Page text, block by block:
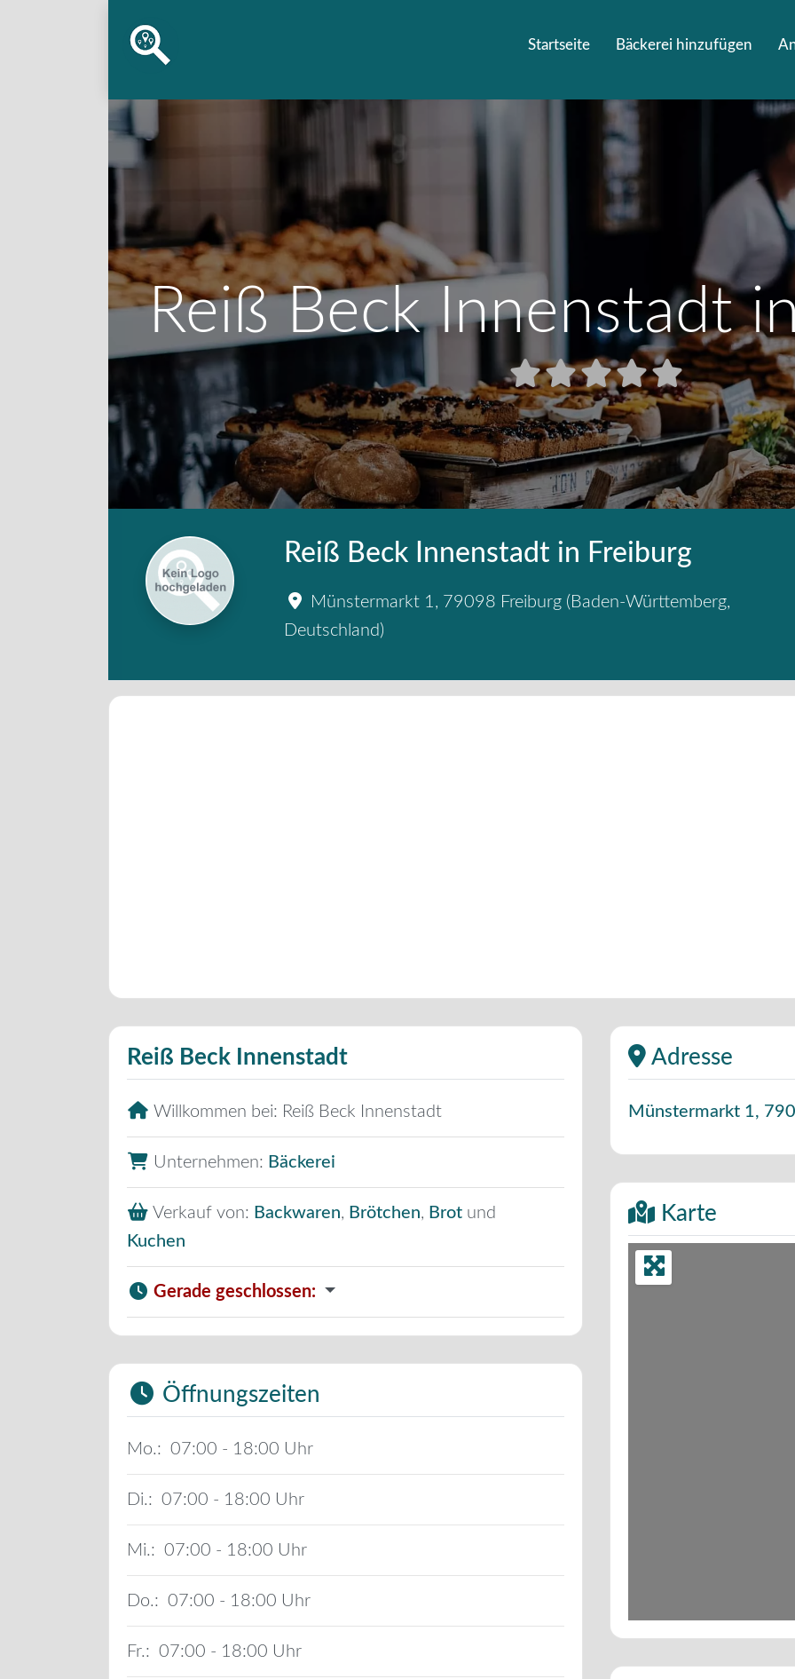
Startseite Bäckerei hinzufügen
Reiß Beck Innenstadt
Reiß Beck Innenstadt in Freiburg
Münstermarkt 1, 79098 Freiburg ( Baden-Württemberg,
Deutschland)
Reiß Beck Innenstadt
Willkommen bei: Reiß Beck Innenstadt
Unternehmen: Bäckerei
Verkauf von: Backwaren, Brötchen, Brot und
Kuchen
Gerade geschlossen:
Öffnungszeiten
Mo.: 07:00 - 18:00
Di.: 07:00 - 18:00
Mi.: 07:00 - 18:00
Do.: 07:00 - 18:00
Fr.: 07:00 - 18:00
Adresse
Münstermarkt 1,
Karte